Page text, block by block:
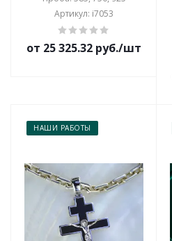
Артикул: i7053
от 25 325.32 руб./шт
НАШИ РАБОТЫ